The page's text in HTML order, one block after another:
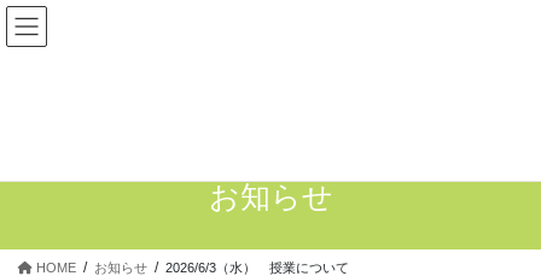
コ
ン
キ
ナ
ビ
に
お知らせ
HOME お知らせ 2026/6/3（水） 授業について